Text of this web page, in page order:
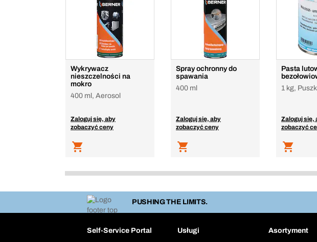
Wykrywacz
nieszczelności na
mokro
400 ml, Aerosol
Zaloguj się, aby
zobaczyć ceny
Spray ochronny do
spawania
400 ml
Zaloguj się, aby
zobaczyć ceny
Pasta
1 kg,
Zaloguj się,
zobaczyć
PUSHING THE LIMITS.
Self-Service Portal Usługi Asortyment